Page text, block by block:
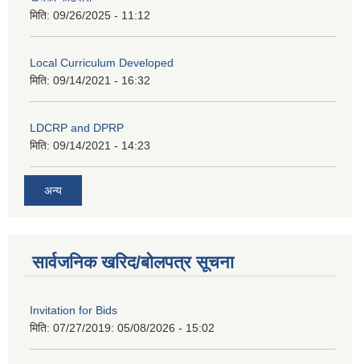
मिति: 09/26/2025 - 11:12
Local Curriculum Developed
मिति: 09/14/2021 - 16:32
LDCRP and DPRP
मिति: 09/14/2021 - 14:23
अन्य
सार्वजनिक खरिद/बोलपत्र सूचना
Invitation for Bids
मिति: 07/27/2019: 05/08/2026 - 15:02